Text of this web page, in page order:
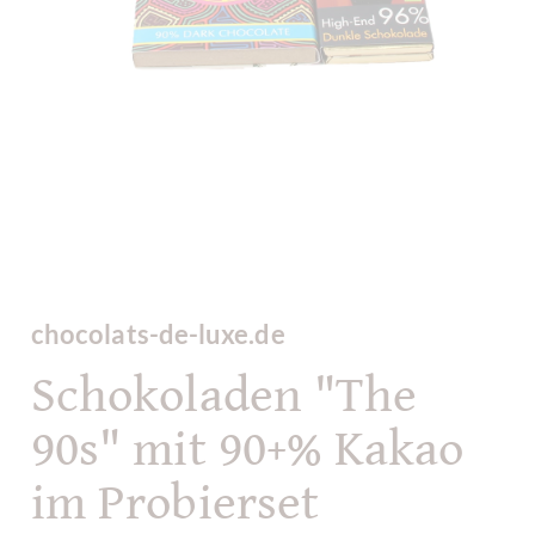
chocolats-de-luxe.de
Schokoladen "The
90s" mit 90+% Kakao
im Probierset